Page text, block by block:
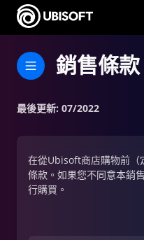
銷售條款
最後更新: 07/2022
在從Ubisoft商店購物前（
條款。如果您不同意本銷
行購買。